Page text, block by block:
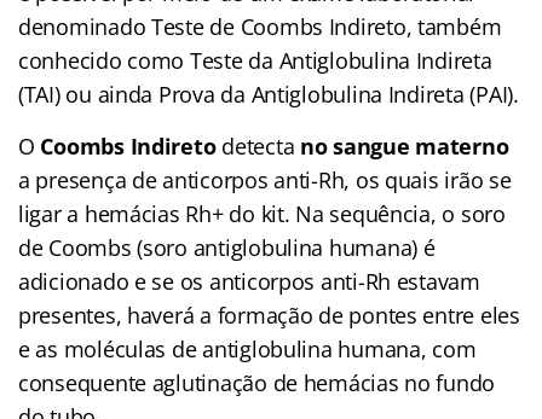
denominado Teste de Coombs Indireto, também
conhecido como Teste da Antiglobulina Indireta
(TAI) ou ainda Prova da Antiglobulina Indireta (PAI).
O Coombs Indiretodetecta no sangue materno
a presença de anticorpos anti-Rh, os quais irão se
ligar a hemácias Rh+ do kit. Na sequência, o soro
de Coombs (soro antiglobulina humana) é
adicionado e se os anticorpos anti-Rh estavam
presentes, haverá a formação de pontes entre eles
e as moléculas de antiglobulina humana, com
consequente aglutinação de hemácias no fundo